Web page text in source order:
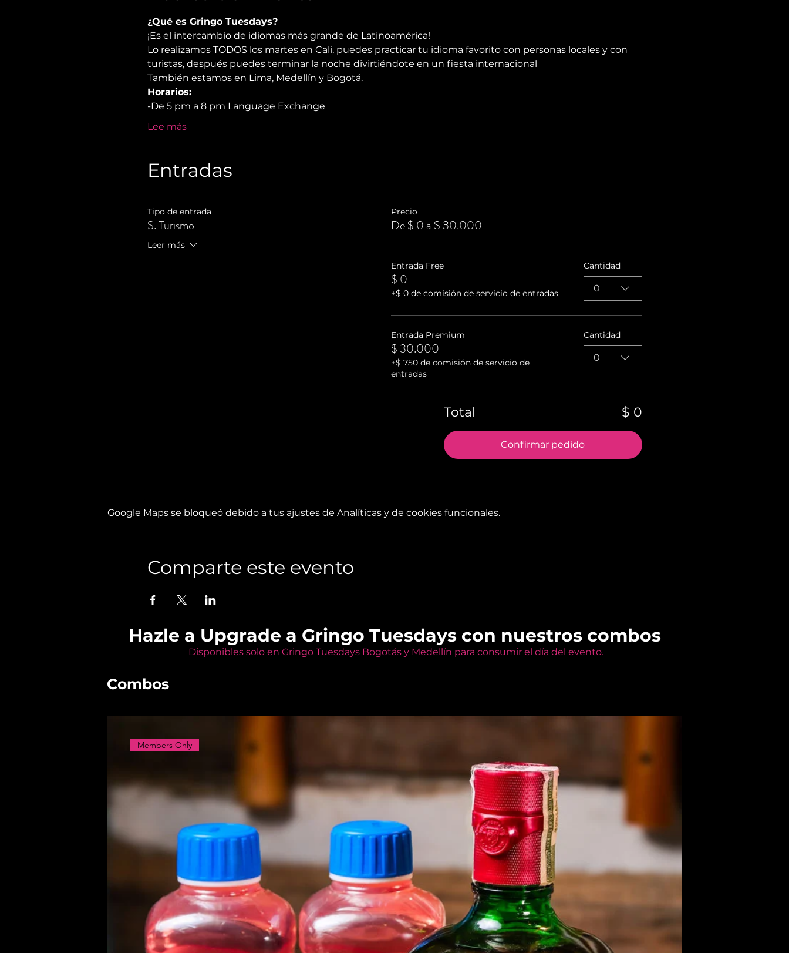
¿Qué es Gringo Tuesdays?
¡Es el intercambio de idiomas más grande de Latinoamérica!
Lo realizamos TODOS los martes en Cali, puedes practicar tu idioma favorito con personas locales y con
turistas, después puedes terminar la noche divirtiéndote en un fiesta internacional
También estamos en Lima, Medellín y Bogotá.
Horarios:
-De 5 pm a 8 pm Language Exchange
Lee más
Entradas
Tipo de entrada
S. Turismo
Leer más
Precio
De $ 0 a $ 30.000
Entrada Free
$ 0
+$ 0 de comisión de servicio de entradas
Cantidad
0
Entrada Premium
$ 30.000
+$ 750 de comisión de servicio de
entradas
Cantidad
0
Total $ 0
Confirmar pedido
Google Maps se bloqueó debido a tus ajustes de Analíticas y de cookies funcionales.
Comparte este evento
Hazle a Upgrade a Gringo Tuesdays con nuestros combos
Disponibles solo en Gringo Tuesdays Bogotás y Medellín para consumir el día del evento.
Combos
Members Only